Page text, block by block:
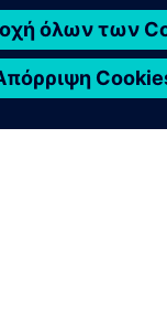
post‑processing
interactive data
and multibody